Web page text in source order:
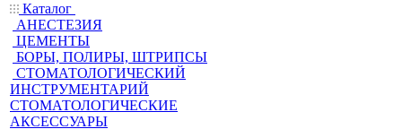
Каталог
АНЕСТЕЗИЯ
ЦЕМЕНТЫ
БОРЫ, ПОЛИРЫ, ШТРИПСЫ
СТОМАТОЛОГИЧЕСКИЙ
ИНСТРУМЕНТАРИЙ
СТОМАТОЛОГИЧЕСКИЕ
АКСЕССУАРЫ